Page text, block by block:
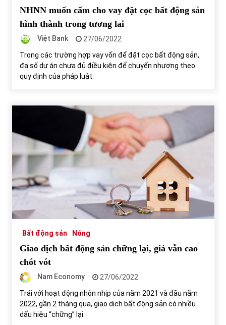
NHNN muốn cấm cho vay đặt cọc bất động sản
hình thành trong tương lai
Việt Bank
27/06/2022
Trong các trường hợp vay vốn để đặt cọc bất động sản,
đa số dự án chưa đủ điều kiện để chuyển nhượng theo
quy định của pháp luật.
Bất động sản Nóng
Giao dịch bất động sản chững lại, giá vẫn cao
chót vót
Nam Economy
27/06/2022
Trái với hoạt động nhộn nhịp của năm 2021 và đầu năm
2022, gần 2 tháng qua, giao dịch bất động sản có nhiều
dấu hiệu “chững” lại.